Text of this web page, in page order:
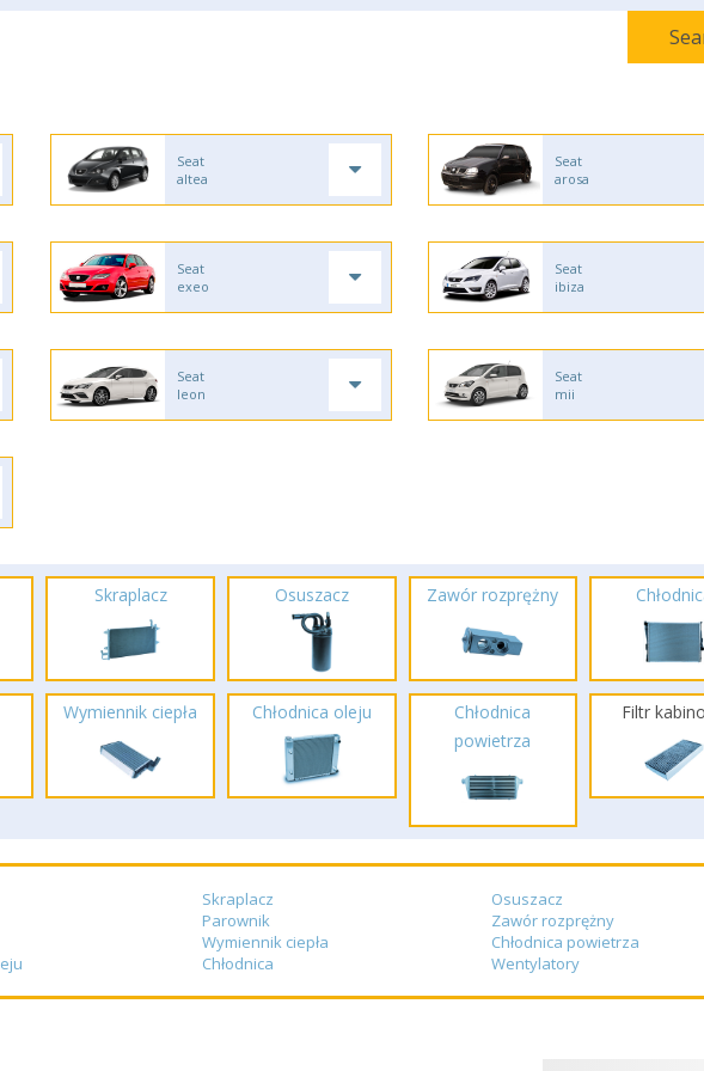
Seat
altea
Seat
arosa
Seat
exeo
Seat
ibiza
Seat
leon
Seat
mii
Skraplacz Osuszacz Zawór rozprężny
Wymiennik ciepła Chłodnica oleju
Chłodnica
powietrza
Filtr
Skraplacz
Osuszacz
Parownik
Zawór rozprężny
Wymiennik ciepła
Chłodnica powietrza
Chłodnica Wentylatory